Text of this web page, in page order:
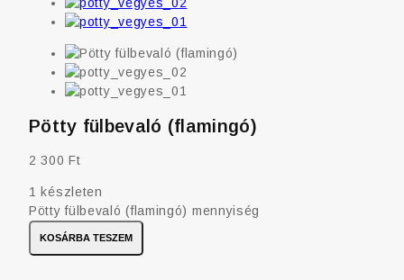
Pötty fülbevaló (flamingó)
2 300Ft
1 készleten
Pötty fülbevaló (flamingó) mennyiség
KOSÁRBA TESZEM